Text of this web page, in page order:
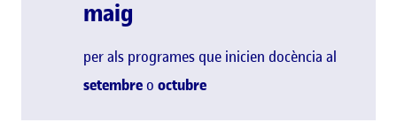
maig
per als programes que inicien docència al
setembreo octubre